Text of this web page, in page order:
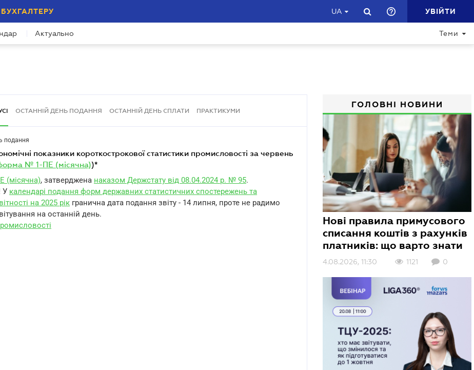
БУХГАЛТЕРУ UA УВІЙТИ
Актуально Теми
ОСТАННІЙ ДЕНЬ ПОДАННЯ ОСТАННІЙ ДЕНЬ СПЛАТИ ПРАКТИКУМИ
подання
№ 1-ПЕ (місячна))*
(місячна), затверджена наказом Держстату від 08.04.2024 р. № 95.
У календарі подання форм державних статистичних спостережень та
на 2025 рік гранична дата подання звіту - 14 липня, проте не радимо
на останній день.
ГОЛОВНІ НОВИНИ
Нові правила примусового
списання коштів з рахунків
платників: що варто знати
4.08.2026, 11:30 1121 0